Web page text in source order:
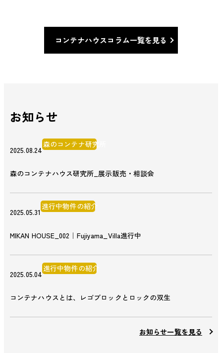
コンテナハウスコラム一覧を見る
お知らせ
2025.08.24
森のコンテナ研究所
森のコンテナハウス研究所_展示販売・相談会
2025.05.31
進行中物件の紹介
MIKAN HOUSE_002｜Fujiyama_Villa進行中
2025.05.04
進行中物件の紹介
コンテナハウスとは、レゴブロックとロックの双生
お知らせ一覧を見る